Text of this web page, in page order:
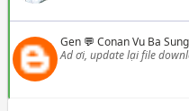
Gen💬 Conan Vu Ba
Ad ơi, update lại file